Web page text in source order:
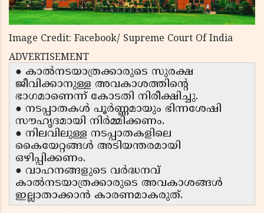
Image Credit: Facebook/ Supreme Court Of India
ADVERTISEMENT
● കാൽനടയാത്രക്കാരുടെ സുരക്ഷ
ജീവിക്കാനുള്ള അവകാശത്തിൻ്റെ
ഭാഗമാണെന്ന് കോടതി നിരീക്ഷിച്ചു.
● നടപ്പാതകൾ പൂർണ്ണമായും ഭിന്നശേഷി
സൗഹൃദമായി നിർമ്മിക്കണം.
● നിലവിലുള്ള നടപ്പാതകളിലെ
കൈയേറ്റങ്ങൾ അടിയന്തരമായി
ഒഴിപ്പിക്കണം.
● വാഹനങ്ങളുടെ വർദ്ധനവ്
കാൽനടയാത്രക്കാരുടെ അവകാശങ്ങൾ
ഇല്ലാതാക്കാൻ കാരണമാകരുത്.